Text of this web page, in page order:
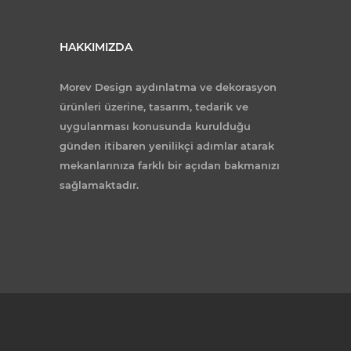
HAKKIMIZDA
Morev Design aydınlatma ve dekorasyon
ürünleri üzerine, tasarım, tedarik ve
uygulanması konusunda kurulduğu
günden itibaren yenilikçi adımlar atarak
mekanlarınıza farklı bir açıdan bakmanızı
sağlamaktadır.